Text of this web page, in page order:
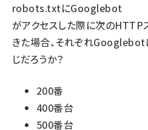
robots.txtにGooglebot
がアクセスした際に次のHTTP
きた場合、それぞれ
じだろうか？
200番
400番台
500番台